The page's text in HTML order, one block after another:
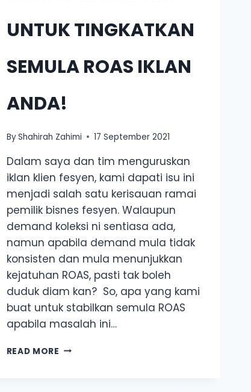
UNTUK TINGKATKAN
SEMULA ROAS IKLAN
ANDA!
ByShahirah Zahimi 17 September 2021
Dalam saya dan tim menguruskan
iklan klien fesyen, kami dapati isu ini
menjadi salah satu kerisauan ramai
pemilik bisnes fesyen. Walaupun
demand koleksi ni sentiasa ada,
namun apabila demand mula tidak
konsisten dan mula menunjukkan
kejatuhan ROAS, pasti tak boleh
duduk diam kan? So, apa yang kami
buat untuk stabilkan semula ROAS
apabila masalah ini…
READ MORE [TIPS